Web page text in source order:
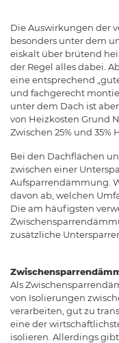
Die Auswirkungen der
besonders unter dem
eiskalt über brütend
der Regel alles dabei.
eine entsprechend
und fachgerecht
unter dem Dach ist
von Heizkosten Grund
Zwischen 25% und 35%
Bei den Dachflächen
zwischen einer
Aufsparrendämmung.
davon ab, welchen
Die am häufigsten
zusätzliche
Als
von Isolierungen
verarbeiten, gut zu
eine der
isolieren. Allerdings